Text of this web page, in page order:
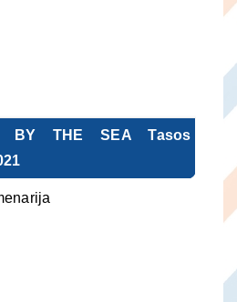
BY THE SEA Tasos